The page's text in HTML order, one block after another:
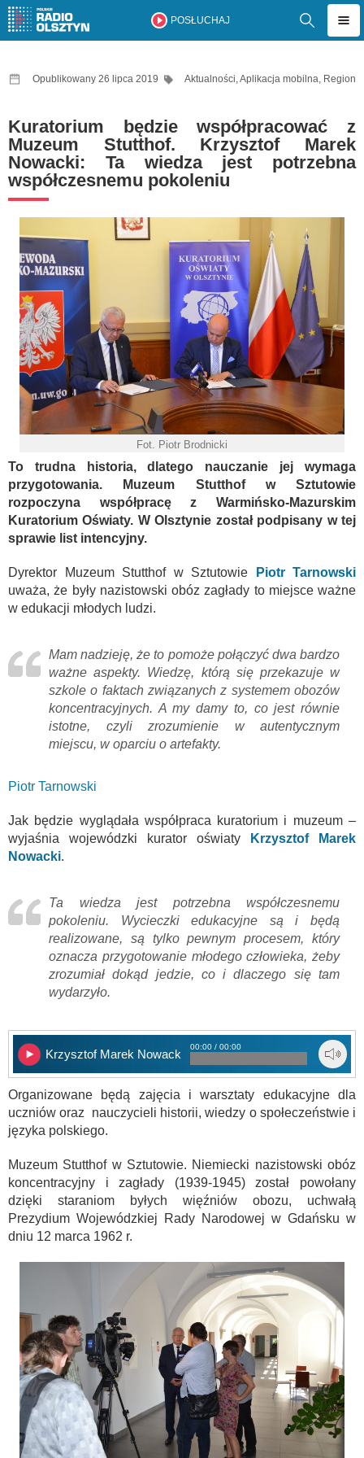
POSŁUCHAJ
Opublikowany 26 lipca 2019 Aktualności,Aplikacja mobilna, Region
Kuratorium będzie współpracować z
Muzeum Stutthof. Krzysztof Marek
Nowacki: Ta wiedza jest potrzebna
współczesnemu pokoleniu
Fot. Piotr Brodnicki
To trudna historia, dlatego nauczanie jej wymaga
przygotowania. Muzeum Stutthof w Sztutowie
rozpoczyna współpracę z Warmińsko-Mazurskim
Kuratorium Oświaty. W Olsztynie został podpisany w tej
sprawie list intencyjny.
Dyrektor Muzeum Stutthof w Sztutowie Piotr Tarnowski
uważa, że były nazistowski obóz zagłady to miejsce ważne
w edukacji młodych ludzi.
Mam nadzieję, że to pomoże połączyć dwa bardzo
ważne aspekty. Wiedzę, którą się przekazuje w
szkole o faktach związanych z systemem obozów
koncentracyjnych. A my damy to, co jest równie
istotne, czyli zrozumienie w autentycznym
miejscu, w oparciu o artefakty.
Piotr Tarnowski
Jak będzie wyglądała współpraca kuratorium i muzeum –
wyjaśnia wojewódzki kurator oświaty
Krzysztof Marek
Nowacki.
Ta wiedza jest potrzebna współczesnemu
pokoleniu. Wycieczki edukacyjne są i będą
realizowane, są tylko pewnym procesem, który
oznacza przygotowanie młodego człowieka, żeby
zrozumiał dokąd jedzie, co i dlaczego się tam
wydarzyło.
Krzysztof Marek Nowacki
00:00 / 00:00
Organizowane będą zajęcia i warsztaty edukacyjne dla
uczniów oraz nauczycieli historii, wiedzy o społeczeństwie i
języka polskiego.
Muzeum Stutthof w Sztutowie. Niemiecki nazistowski obóz
koncentracyjny i zagłady (1939-1945) został powołany
dzięki staraniom byłych więźniów obozu, uchwałą
Prezydium Wojewódzkiej Rady Narodowej w Gdańsku w
dniu 12 marca 1962 r.